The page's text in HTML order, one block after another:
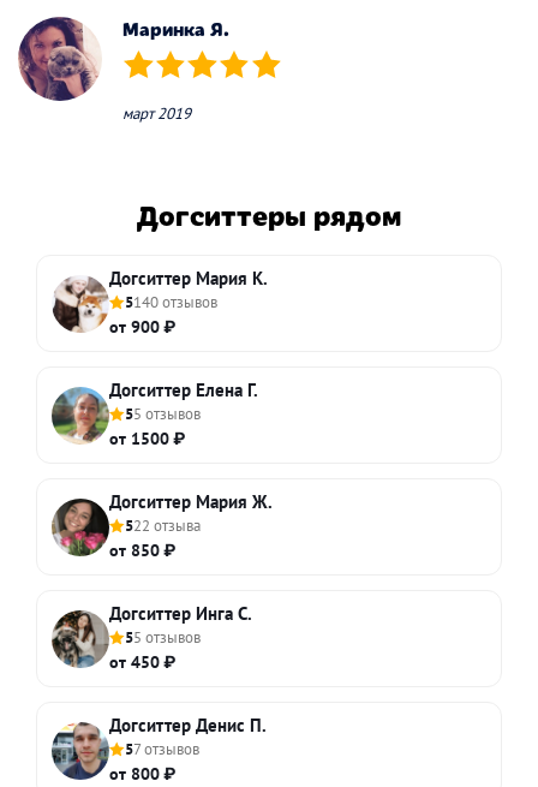
Маринка Я.
(*) (*) (*) (*) (*)
март 2019
Догситтеры рядом
Догситтер Мария К.
5140 отзывов
от 900 ₽
Догситтер Елена Г.
55 отзывов
от 1500 ₽
Догситтер Мария Ж.
522 отзыва
от 850 ₽
Догситтер Инга С.
55 отзывов
от 450 ₽
Догситтер Денис П.
57 отзывов
от 800 ₽